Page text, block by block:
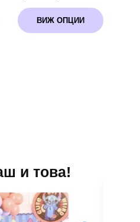
1,53 €
/
2,99 лв.
ВИЖ ОПЦИИ
This
product
has
и това!